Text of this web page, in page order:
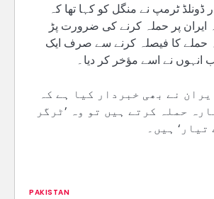
ٹرمپ نے منگل کو کہا تھا کہ
ایران پر حملہ کرنے کی ضرورت پڑ
حملے کا فیصلہ کرنے سے صرف ایک
انہوں نے اسے مؤخر کر دیا۔
نے بھی خبردار کیا ہے کہ
حملہ کرتے ہیں تو وہ ’ٹرگر
ہیں۔
PAKISTAN